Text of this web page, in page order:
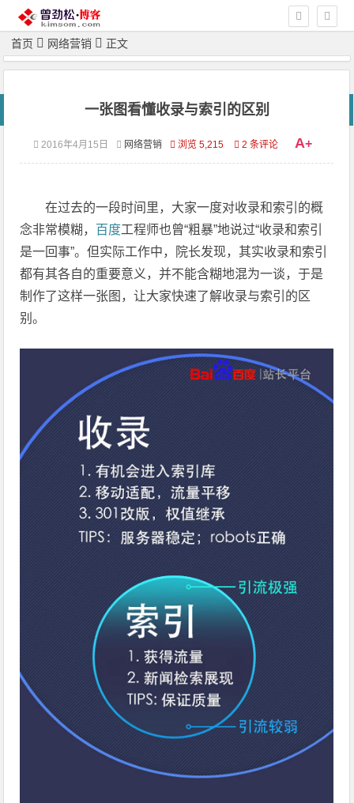
首页 网络营销 正文
一张图看懂收录与索引的区别
2016年4月15日 网络营销 浏览 5,215 2 条评论 A+
在过去的一段时间里，大家一度对收录和索引的概
念非常模糊， 百度工程师也曾“粗暴”地说过“收录和索引
是一回事”。但实际工作中，院长发现，其实收录和索引
都有其各自的重要意义，并不能含糊地混为一谈，于是
制作了这样一张图，让大家快速了解收录与索引的区
别。